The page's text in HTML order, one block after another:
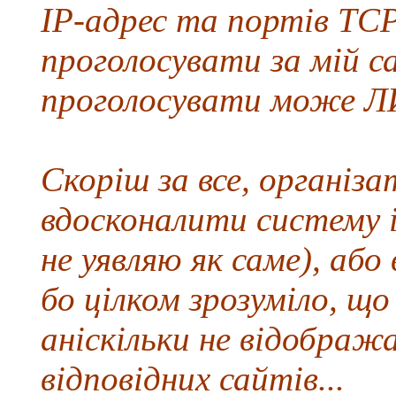
IP-адрес та портів
проголосувати за мій
проголосувати
Скоріш за все,
вдосконалити систему
не уявляю як саме), або
бо цілком зрозуміло,
аніскільки не
відповідних сайтів...